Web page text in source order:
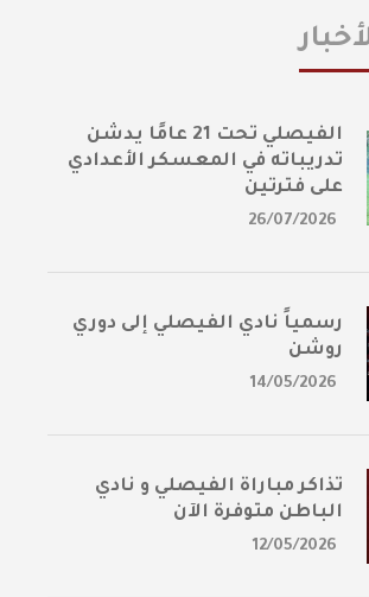
الفيصلي تحت 21 عامًا يدشن
تدريباته في المعسكر الأعدادي
على فترتين
26/07/2026
رسمياً نادي الفيصلي إلى دوري
روشن
14/05/2026
تذاكر مباراة الفيصلي و نادي
الباطن متوفرة الآن
12/05/2026